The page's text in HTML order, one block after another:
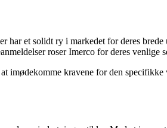
har et solidt ry i markedet for deres
roser Imerco for deres venlige
imødekomme kravene for den